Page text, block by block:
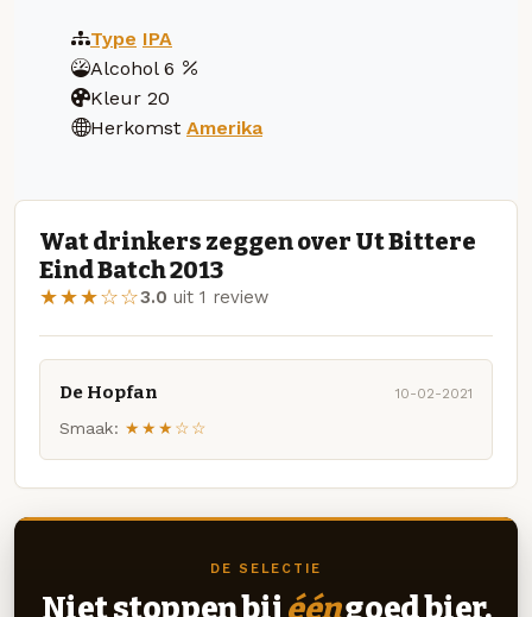
Type IPA
Alcohol 6
Kleur 20
Herkomst Amerika
Wat drinkers zeggen over Ut Bittere
Eind Batch 2013
★★★☆☆3.0 uit 1 review
De Hopfan 10-02-2021
Smaak: ★★★☆☆
DE SELECTIE
Niet stoppen bij ééngoed bier.